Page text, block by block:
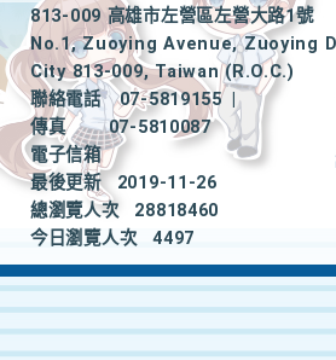
813-009 高雄市左營區左營大路1號
No.1, Zuoying Avenue, Zuoying
City 813-009, Taiwan (R.O.C.)
聯絡電話
07-5819155
|
傳真
07-5810087
電子信箱
最後更新
2019-11-26
總瀏覽人次
28818460
今日瀏覽人次
4497